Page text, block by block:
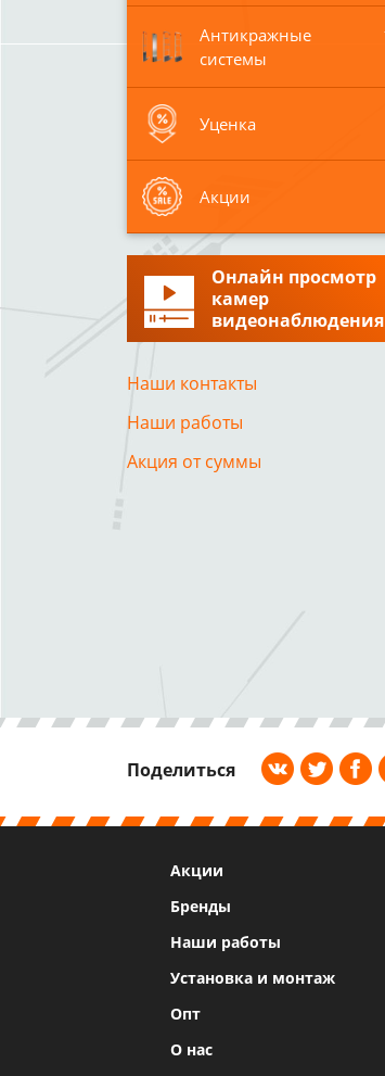
Антикражные
системы
Уценка
Акции
Онлайн просмотр
камер
видеонаблюдения
Наши контакты
Наши работы
Акция от суммы
Поделиться
Акции
Бренды
Наши работы
Установка и монтаж
Опт
О нас